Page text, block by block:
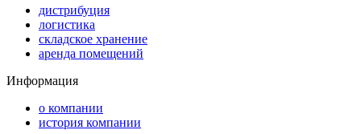
дистрибуция
логистика
складское хранение
аренда помещений
Информация
о компании
история компании